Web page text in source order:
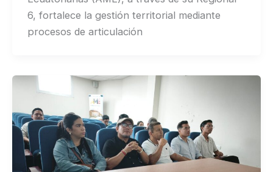
6, fortalece la gestión territorial mediante
procesos de articulación